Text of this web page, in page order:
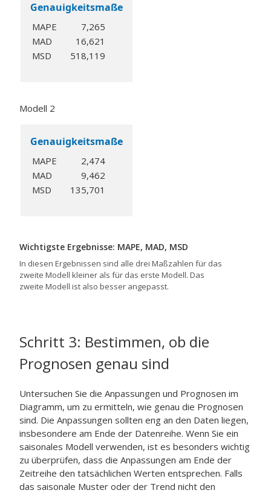
Genauigkeitsmaße
MAPE
7,265
MAD
16,621
MSD
518,119
Modell 2
Genauigkeitsmaße
MAPE
2,474
MAD
9,462
MSD
135,701
Wichtigste Ergebnisse: MAPE, MAD, MSD
In diesen Ergebnissen sind alle drei Maßzahlen für das
zweite Modell kleiner als für das erste Modell. Das
zweite Modell ist also besser angepasst.
Schritt 3: Bestimmen, ob die
Prognosen genau sind
Untersuchen Sie die Anpassungen und Prognosen im
Diagramm, um zu ermitteln, wie genau die Prognosen
sind. Die Anpassungen sollten eng an den Daten liegen,
insbesondere am Ende der Datenreihe. Wenn Sie ein
saisonales Modell verwenden, ist es besonders wichtig
zu überprüfen, dass die Anpassungen am Ende der
Zeitreihe den tatsächlichen Werten entsprechen. Falls
das saisonale Muster oder der Trend nicht den